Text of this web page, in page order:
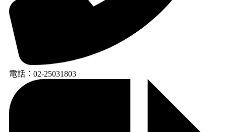
電話：02-25031803